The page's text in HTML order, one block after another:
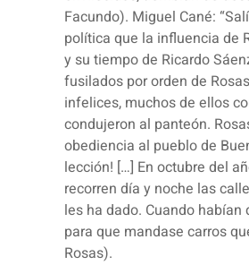
Facundo). Miguel Cané:
política que la influencia de
y su tiempo de Ricardo
fusilados por orden de
infelices, muchos de ellos
condujeron al panteón.
obediencia al pueblo de
lección! […] En octubre del
recorren día y noche las
les ha dado. Cuando
para que mandase carros
Rosas).